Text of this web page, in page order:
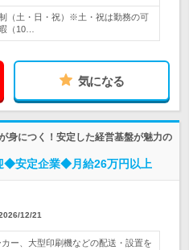
（土・日・祝）※土・祝は勤務の可
（10…
気になる
身につく！安定した経営基盤が魅力の
◆安定企業◆月給26万円以上
12/21
ー、大型印刷機などの配送・設置を